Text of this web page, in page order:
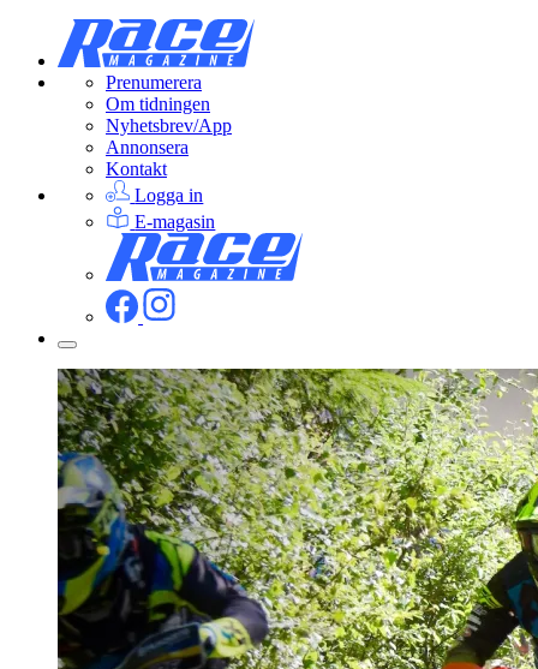
Prenumerera
Om tidningen
Nyhetsbrev/App
Annonsera
Kontakt
Logga in
E-magasin